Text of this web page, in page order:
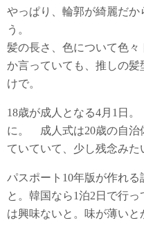
やっぱり、輪郭が綺麗だ
う。
髪の長さ、色について色
か言っていても、推しの
けで。
18歳が成人となる4月1日
に。 成人式は20歳の自治
ていていて、少し残念みた
パスポート10年版が作れ
と。韓国なら1泊2日で行
は興味ないと。味が薄い